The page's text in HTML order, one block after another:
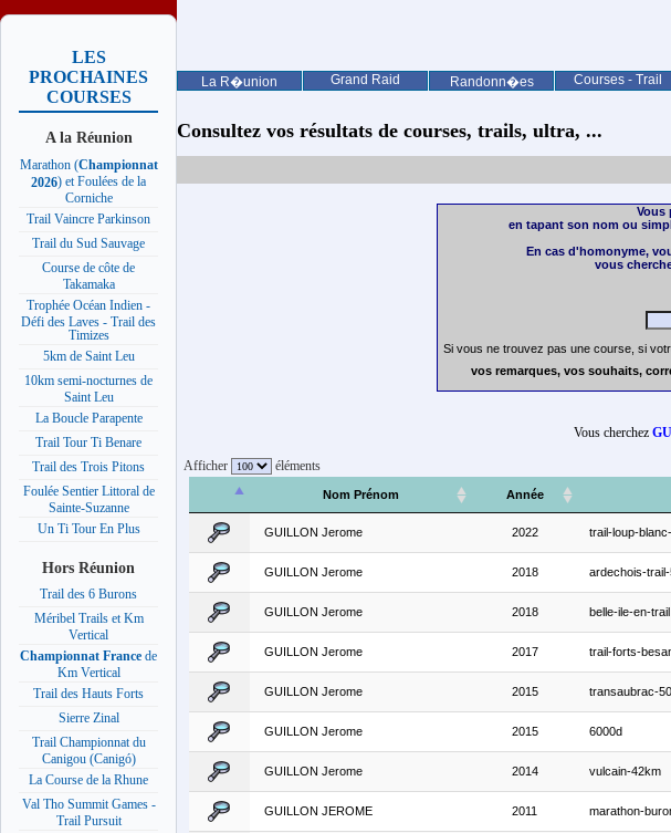
La R�union Grand Raid Randonn�es Courses - Trail
LES
PROCHAINES
COURSES
A la Réunion
Marathon (Championnat
2026) et Foulées de la
Corniche
Trail Vaincre Parkinson
Trail du Sud Sauvage
Course de côte de
Takamaka
Trophée Océan Indien -
Défi des Laves - Trail des
Timizes
5km de Saint Leu
10km semi-nocturnes de
Saint Leu
La Boucle Parapente
Trail Tour Ti Benare
Trail des Trois Pitons
Foulée Sentier Littoral de
Sainte-Suzanne
Un Ti Tour En Plus
Hors Réunion
Trail des 6 Burons
Méribel Trails et Km
Vertical
Championnat France de
Km Vertical
Trail des Hauts Forts
Sierre Zinal
Trail Championnat du
Canigou (Canigó)
La Course de la Rhune
Val Tho Summit Games -
Trail Pursuit
Consultez vos résultats de courses, trails, ultra, ...
Vous
en tapant son nom ou
En cas d'homonyme,
vous
Si vous ne trouvez pas une course, si
vos remarques, vos souhaits,
Vous cherchez
Afficher éléments
Nom Prénom Année
GUILLON Jerome 2022 trail-loup-
GUILLON Jerome 2018 ardechois-
GUILLON Jerome 2018 belle-ile-en-trail
GUILLON Jerome 2017 trail-forts-
GUILLON Jerome 2015 transaubrac-
GUILLON Jerome 2015 6000d
GUILLON Jerome 2014 vulcain-42km
GUILLON JEROME 2011 marathon-